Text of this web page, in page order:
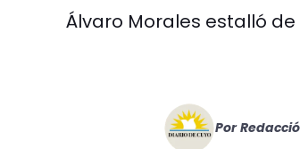
Álvaro Morales estalló
Por